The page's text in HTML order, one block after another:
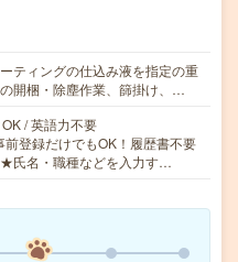
ティングの仕込み液を指定の重
開梱・除塵作業、篩掛け、…
/ 英語力不要
登録だけでもOK！履歴書不要
氏名・職種などを入力す…